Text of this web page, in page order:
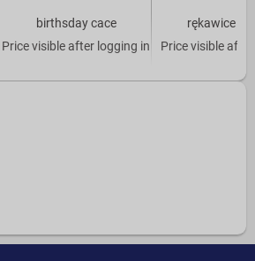
birthsday cace
Price visible after logging in
rękawice
Price visible